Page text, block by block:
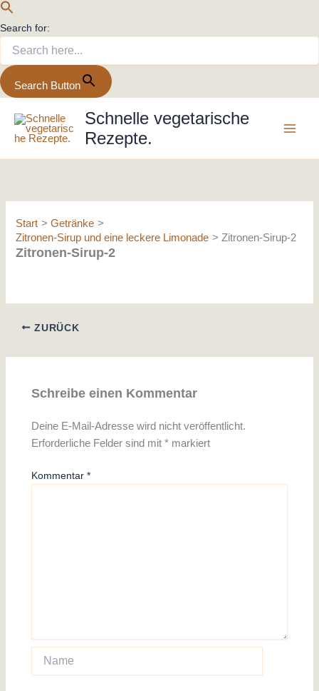
Search for:
Search Button
Inhalt
springen
Schnelle vegetarische
Rezepte.
Start
Getränke
Zitronen-Sirup und eine leckere Limonade
Zitronen-Sirup-2
Zitronen-Sirup-2
ZURÜCK
Schreibe einen Kommentar
Deine E-Mail-Adresse wird nicht veröffentlicht.
Erforderliche Felder sind mit* markiert
Kommentar*
Name